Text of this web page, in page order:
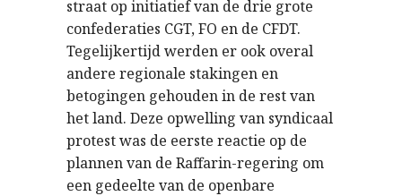
straat op initiatief van de drie grote
confederaties CGT, FO en de CFDT.
Tegelijkertijd werden er ook overal
andere regionale stakingen en
betogingen gehouden in de rest van
het land. Deze opwelling van syndicaal
protest was de eerste reactie op de
plannen van de Raffarin-regering om
een gedeelte van de openbare